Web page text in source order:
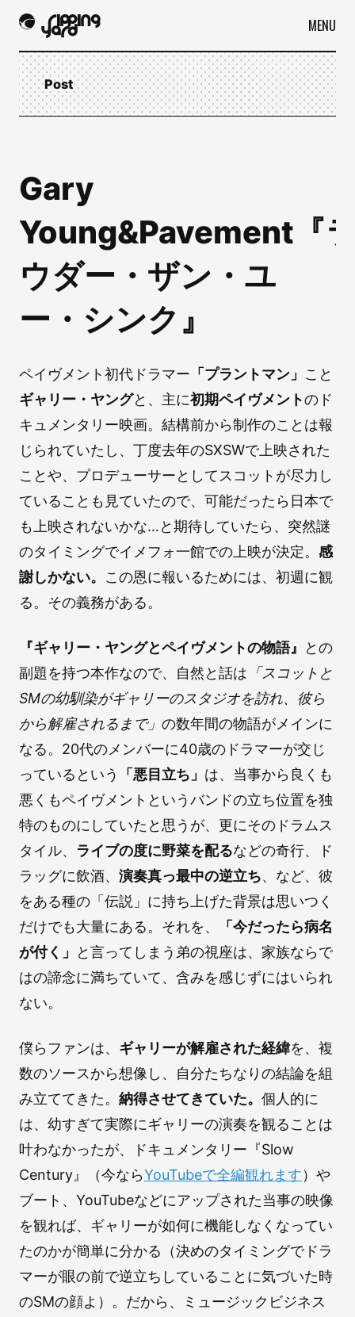
MENU
Post
Gary
Young&Pavement『
ウダー・ザン・ユ
ー・シンク』
ペイヴメント初代ドラマー 「プラントマン」 こと
ギャリー・ヤングと、主に初期ペイヴメントのド
キュメンタリー映画。結構前から制作のことは報
じられていたし、丁度去年のSXSWで上映された
ことや、プロデューサーとしてスコットが尽力し
ていることも見ていたので、可能だったら日本で
も上映されないかな…と期待していたら、突然謎
のタイミングでイメフォ一館での上映が決定。 感
謝しかない。 この恩に報いるためには、初週に観
る。その義務がある。
『ギャリー・ヤングとペイヴメントの物語』
との
副題を持つ本作なので、自然と話は 「スコットと
SMの幼馴染がギャリーのスタジオを訪れ、彼ら
から解雇されるまで」 の数年間の物語がメインに
なる。20代のメンバーに40歳のドラマーが交じ
っているという
「悪目立ち」 は、当事から良くも
悪くもペイヴメントというバンドの立ち位置を独
特のものにしていたと思うが、更にそのドラムス
タイル、 ライブの度に野菜を配るなどの奇行、ド
ラッグに飲酒、 演奏真っ最中の逆立ち、など、彼
をある種の「伝説」に持ち上げた背景は思いつく
だけでも大量にある。それを、
「今だったら病名
が付く」
と言ってしまう弟の視座は、家族ならで
はの諦念に満ちていて、含みを感じずにはいられ
ない。
僕らファンは、 ギャリーが解雇された経緯を、複
数のソースから想像し、自分たちなりの結論を組
み立ててきた。 納得させてきていた。 個人的に
は、幼すぎて実際にギャリーの演奏を観ることは
叶わなかったが、ドキュメンタリー『Slow
Century』（今ならYouTubeで全編観れます）や
ブート、YouTubeなどにアップされた当事の映像
を観れば、ギャリーが如何に機能しなくなってい
たのかが簡単に分かる（決めのタイミングでドラ
マーが眼の前で逆立ちしていることに気づいた時
のSMの顔よ）。だから、ミュージックビジネス